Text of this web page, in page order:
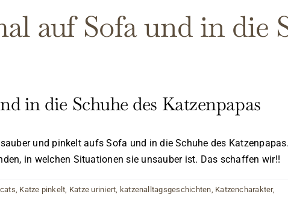
auf Sofa und in die
in die Schuhe des Katzenpapas
und pinkelt aufs Sofa und in die Schuhe des
in welchen Situationen sie unsauber ist. Das schaffen wir!!
Katze pinkelt Katze uriniert katzenalltagsgeschichten Katzencharakter,